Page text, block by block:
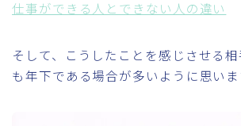
仕事ができる人とできない人の違い
そして、こうしたことを感じさせる
も年下である場合が多いように思いま